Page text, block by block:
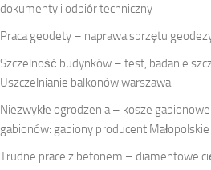
dokumenty i odbiór techniczny
Praca geodety – naprawa sprzętu
Szczelność budynków – test, badanie
Uszczelnianie balkonów warszawa
Niezwykłe ogrodzenia – kosze
gabionów: gabiony producent Małopolskie
Trudne prace z betonem – diamentowe